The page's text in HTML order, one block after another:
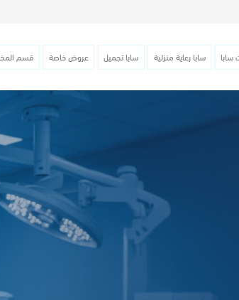
سابا سابا رعاية منزلية سابا تجميل عروض خاصة قسم